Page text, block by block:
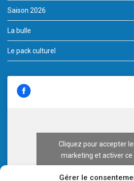
Gérer le
Saison 2026
La bulle
Le pack culturel
Cliquez pour accepter
marketing et activer ce